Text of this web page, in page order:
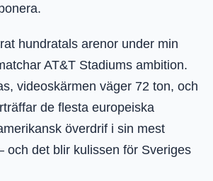
hundratals arenor under min
AT&T Stadiums ambition.
videoskärmen väger 72 ton, och
de flesta europeiska
överdrif i sin mest
och det blir kulissen för Sveriges